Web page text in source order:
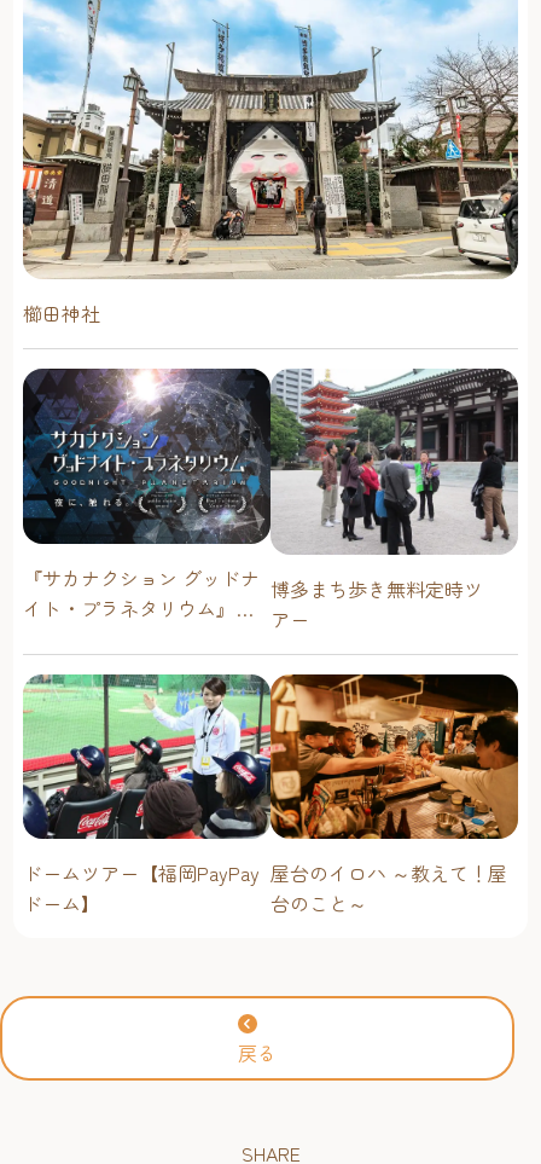
櫛田神社
『サカナクション グッドナ
イト・プラネタリウム』が
科学館 ドームシアター】
2026年
博多まち歩き無料定時ツ
アー
ドームツアー【福岡PayPay
ドーム】
屋台のイロハ ～教えて！屋
台のこと～
戻る
SHARE